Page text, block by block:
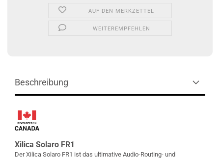
AUF DEN MERKZETTEL
WEITEREMPFEHLEN
Beschreibung
Xilica Solaro FR1
Der Xilica Solaro FR1 ist das ultimative Audio-Routing- und